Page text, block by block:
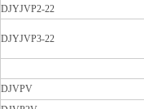
DJYJVP2-22
DJYJVP3-22
DJVPV